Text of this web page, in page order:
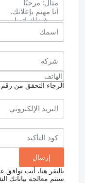
الرجاء التحقق من رقم
بالنقر هنا، أنت توافق
ستتم معالجة